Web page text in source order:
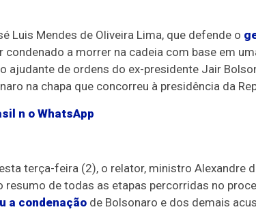
Luis Mendes de Oliveira Lima, que defende o
condenado a morrer na cadeia com base em
ajudante de ordens do ex-presidente Jair
na chapa que concorreu à presidência da
n o WhatsApp
terça-feira (2), o relator, ministro Alexandre
resumo de todas as etapas percorridas no
a condenação de Bolsonaro e dos demais